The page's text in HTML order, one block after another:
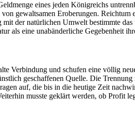
eines jeden Königreichs
gewaltsamen Eroberungen.
der natürlichen Umwelt bestimmte
als eine unabänderliche Gegebenheit
Verbindung und schufen eine völlig
geschaffenen Quelle. Die
auf, die bis in die heutige Zeit
musste geklärt werden, ob Profit